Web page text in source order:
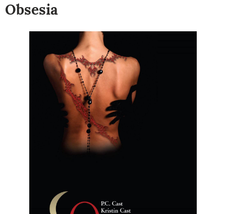
Obsesia